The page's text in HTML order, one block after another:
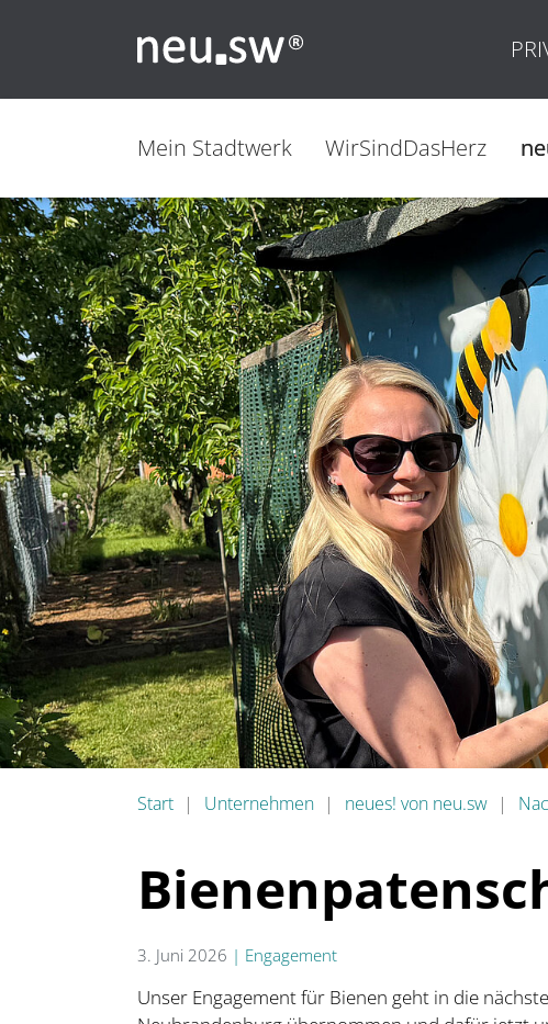
Mein Stadtwerk WirSindDasHerz
Start Unternehmen neues! von neu.sw
3. Juni 2026 | Engagement
Unser Engagement für Bienen geht in die